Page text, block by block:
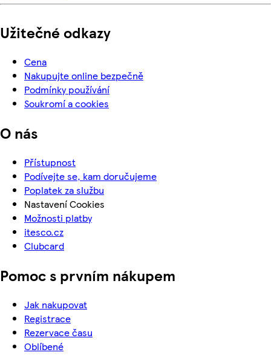
Užitečné odkazy
Cena
Nakupujte online bezpečně
Podmínky používání
Soukromí a cookies
O nás
Přístupnost
Podívejte se, kam doručujeme
Poplatek za službu
Nastavení Cookies
Možnosti platby
itesco.cz
Clubcard
Pomoc s prvním nákupem
Jak nakupovat
Registrace
Rezervace času
Oblíbené